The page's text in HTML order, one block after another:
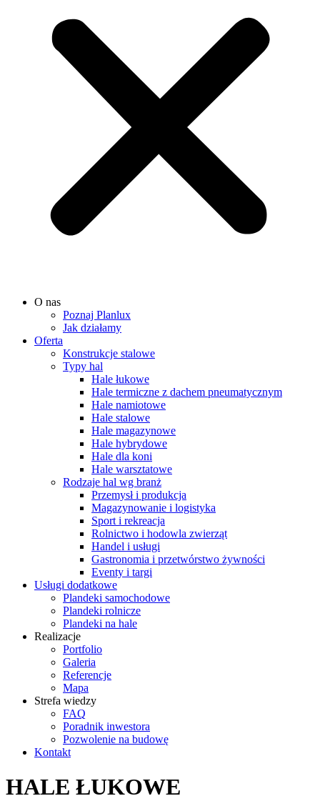
O nas
Poznaj Planlux
Jak działamy
Oferta
Konstrukcje stalowe
Typy hal
Hale łukowe
Hale termiczne z dachem pneumatycznym
Hale namiotowe
Hale stalowe
Hale magazynowe
Hale hybrydowe
Hale dla koni
Hale warsztatowe
Rodzaje hal wg branż
Przemysł i produkcja
Magazynowanie i logistyka
Sport i rekreacja
Rolnictwo i hodowla zwierząt
Handel i usługi
Gastronomia i przetwórstwo żywności
Eventy i targi
Usługi dodatkowe
Plandeki samochodowe
Plandeki rolnicze
Plandeki na hale
Realizacje
Portfolio
Galeria
Referencje
Mapa
Strefa wiedzy
FAQ
Poradnik inwestora
Pozwolenie na budowę
Kontakt
HALE ŁUKOWE